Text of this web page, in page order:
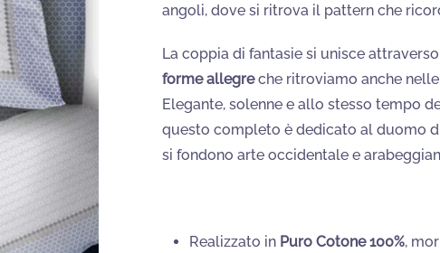
angoli, dove si ritrova il pattern che
La coppia di fantasie si unisce
forme allegreche ritroviamo anche
Elegante, solenne e allo stesso tempo
questo completo è dedicato al duomo
si fondono arte occidentale e
Realizzato in Puro Cotone 100%,